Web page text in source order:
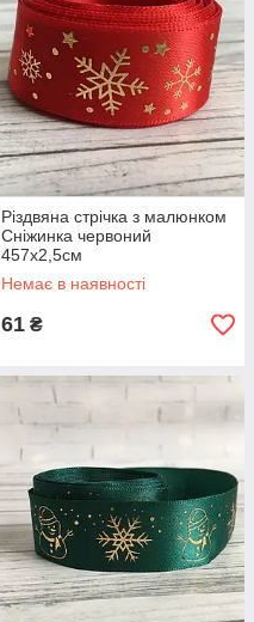
Різдвяна стрічка з малюнком
Сніжинка червоний
457х2,5см
Немає в наявності
61 ₴